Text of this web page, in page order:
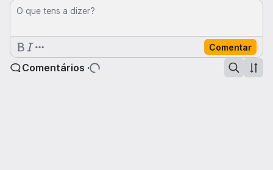
O que tens a dizer?
Comentar
Comentários ·